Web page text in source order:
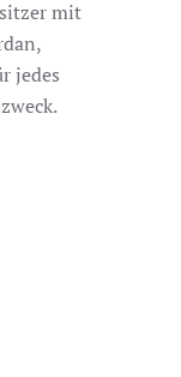
mit
jedes